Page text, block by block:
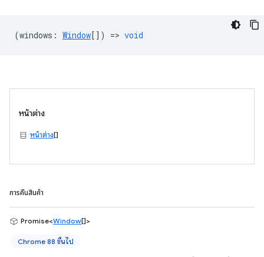
(windows : Window[]) => void
หน้าต่าง
หน้าต่าง[]
การคืนสินค้า
Promise<Window[]>
Chrome 88 ขึ้นไป